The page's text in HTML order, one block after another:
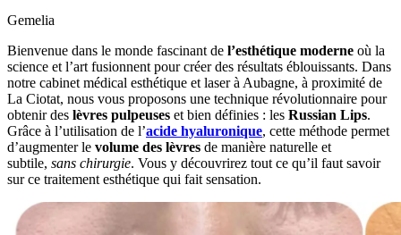
Gemelia
Bienvenue dans le monde fascinant de l’esthétique moderne où la
science et l’art fusionnent pour créer des résultats éblouissants. Dans
notre cabinet médical esthétique et laser à Aubagne, à proximité de
La Ciotat, nous vous proposons une technique révolutionnaire pour
obtenir des lèvres pulpeuses et bien définies : les Russian Lips.
Grâce à l’utilisation de l’acide hyaluronique, cette méthode permet
d’augmenter le volume des lèvres de manière naturelle et
subtile, sans chirurgie. Vous y découvrirez tout ce qu’il faut savoir
sur ce traitement esthétique qui fait sensation.